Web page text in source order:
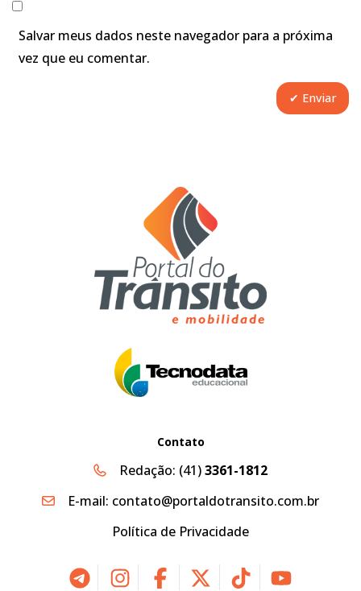
Salvar meus dados neste navegador para a próxima
vez que eu comentar.
Contato
Redação: (41)3361-1812
E-mail: contato@portaldotransito.com.br
Política de Privacidade